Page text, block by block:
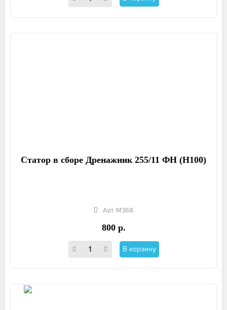
Статор в сборе Дренажник 255/11 ФН (Н100)
Арт. М368
800 р.
В корзину